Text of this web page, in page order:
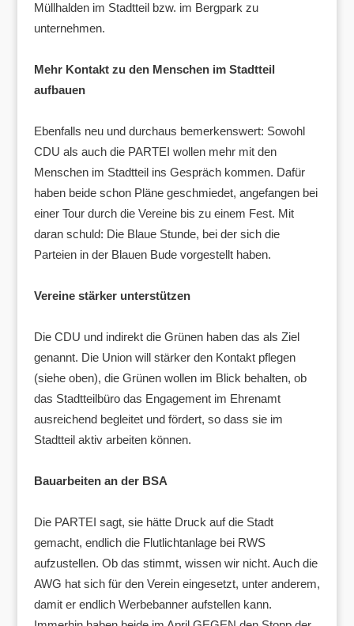
Müllhalden im Stadtteil bzw. im Bergpark zu
unternehmen.
Mehr Kontakt zu den Menschen im Stadtteil
aufbauen
Ebenfalls neu und durchaus bemerkenswert: Sowohl
CDU als auch die PARTEI wollen mehr mit den
Menschen im Stadtteil ins Gespräch kommen. Dafür
haben beide schon Pläne geschmiedet, angefangen bei
einer Tour durch die Vereine bis zu einem Fest. Mit
daran schuld: Die Blaue Stunde, bei der sich die
Parteien in der Blauen Bude vorgestellt haben.
Vereine stärker unterstützen
Die CDU und indirekt die Grünen haben das als Ziel
genannt. Die Union will stärker den Kontakt pflegen
(siehe oben), die Grünen wollen im Blick behalten, ob
das Stadtteilbüro das Engagement im Ehrenamt
ausreichend begleitet und fördert, so dass sie im
Stadtteil aktiv arbeiten können.
Bauarbeiten an der BSA
Die PARTEI sagt, sie hätte Druck auf die Stadt
gemacht, endlich die Flutlichtanlage bei RWS
aufzustellen. Ob das stimmt, wissen wir nicht. Auch die
AWG hat sich für den Verein eingesetzt, unter anderem,
damit er endlich Werbebanner aufstellen kann.